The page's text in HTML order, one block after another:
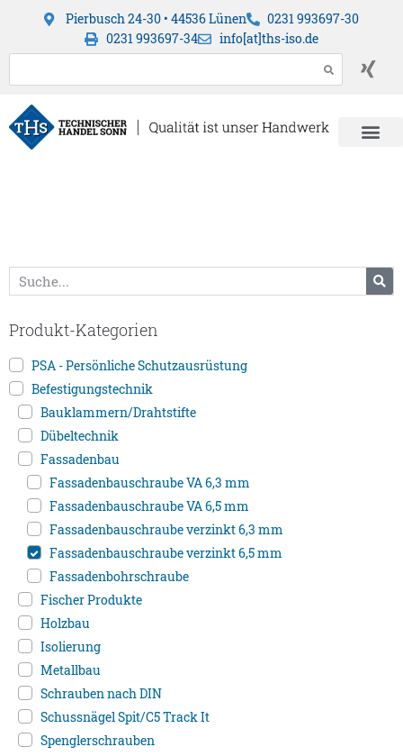
Pierbusch 24-30 • 44536 Lünen
0231 993697-30
0231 993697-34
info[at]ths-iso.de
Produkt-Kategorien
PSA - Persönliche Schutzausrüstung
Befestigungstechnik
Bauklammern/Drahtstifte
Dübeltechnik
Fassadenbau
Fassadenbauschraube VA 6,3 mm
Fassadenbauschraube VA 6,5 mm
Fassadenbauschraube verzinkt 6,3 mm
Fassadenbauschraube verzinkt 6,5 mm
Fassadenbohrschraube
Fischer Produkte
Holzbau
Isolierung
Metallbau
Schrauben nach DIN
Schussnägel Spit/C5 Track It
Spenglerschrauben